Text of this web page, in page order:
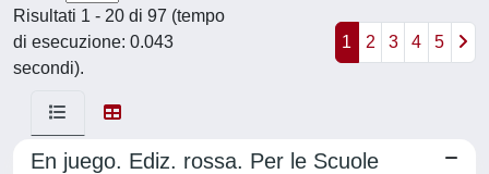
Risultati 1 - 20 di 97 (tempo
di esecuzione: 0.043
secondi).
1 2 3 4 5
En juego. Ediz. rossa. Per le Scuole